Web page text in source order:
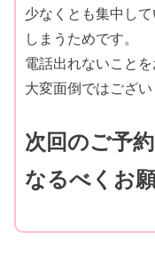
少なくとも集中し
しまうためです。
電話出れないことを
大変面倒ではござ
次回のご予
なるべくお